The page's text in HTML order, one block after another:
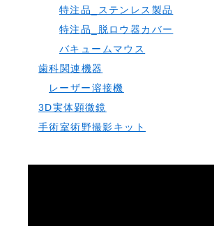
特注品_ステンレス製品
特注品_脱ロウ器カバー
バキュームマウス
歯科関連機器
レーザー溶接機
3D実体顕微鏡
手術室術野撮影キット